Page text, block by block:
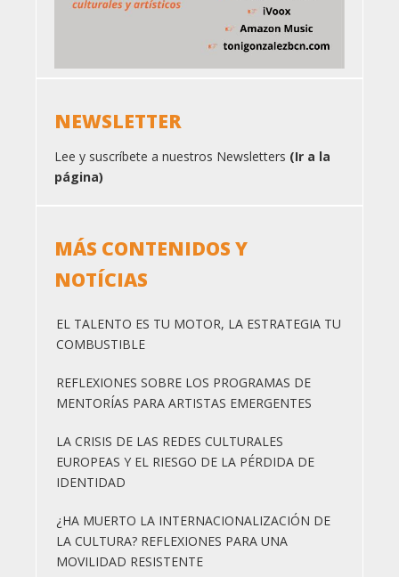
NEWSLETTER
Lee y suscríbete a nuestros Newsletters (Ir a la
página)
MÁS CONTENIDOS Y
NOTÍCIAS
EL TALENTO ES TU MOTOR, LA ESTRATEGIA TU
COMBUSTIBLE
REFLEXIONES SOBRE LOS PROGRAMAS DE
MENTORÍAS PARA ARTISTAS EMERGENTES
LA CRISIS DE LAS REDES CULTURALES
EUROPEAS Y EL RIESGO DE LA PÉRDIDA DE
IDENTIDAD
¿HA MUERTO LA INTERNACIONALIZACIÓN DE
LA CULTURA? REFLEXIONES PARA UNA
MOVILIDAD RESISTENTE